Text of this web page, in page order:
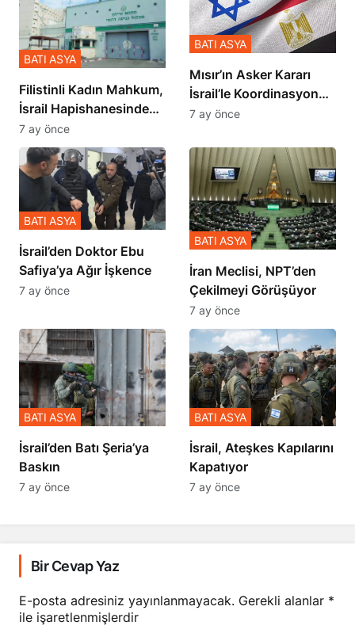
Filistinli Kadın Mahkum,
İsrail Hapishanesindeki
Zulmü Anlattı
BATI ASYA
7 ay önce
Mısır’ın Asker Kararı
İsrail’le Koordinasyon
İçinde Gerçekleşmiş
BATI ASYA
7 ay önce
İsrail’den Doktor Ebu
Safiya’ya Ağır İşkence
BATI ASYA
7 ay önce
İran Meclisi, NPT’den
Çekilmeyi Görüşüyor
BATI ASYA
7 ay önce
​​​​​​​İsrail’den Batı Şeria’ya
Baskın
BATI ASYA
7 ay önce
İsrail, Ateşkes Kapılarını
Kapatıyor
BATI ASYA
7 ay önce
Bir Cevap Yaz
E-posta adresiniz yayınlanmayacak. Gerekli alanlar *
ile işaretlenmişlerdir